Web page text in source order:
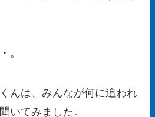
。
んは、みんなが何に追われ
いてみました。